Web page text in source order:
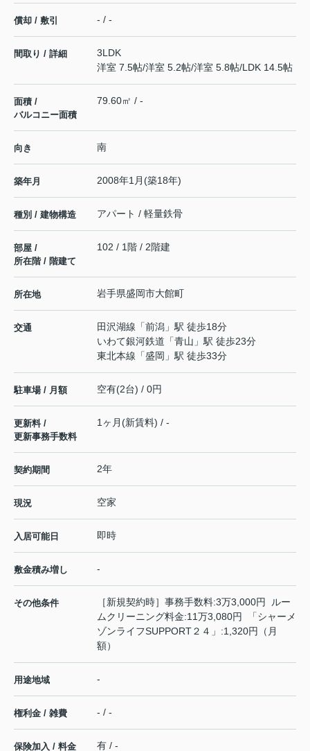
償却 / 敷引 - / -
間取り / 詳細
3LDK
洋室 7.5帖/洋室 5.2帖/洋室 5.8帖/LDK 14.5帖
面積 /
バルコニー面積
79.60㎡ / -
向き 南
築年月 2008年1月(築18年)
種別 / 建物構造 アパート / 軽量鉄骨
部屋 /
所在階 / 階建て
102 / 1階 / 2階建
所在地 岩手県盛岡市大館町
交通 田沢湖線 「前潟 」駅 徒歩18分
いわて銀河鉄道 「青山 」駅 徒歩23分
東北本線 「盛岡 」駅 徒歩33分
駐車場 / 月額 空有(2台) / 0円
更新料 /
更新事務手数料
1ヶ月(新賃料) / -
契約期間 2年
現況 空家
入居可能日 即時
敷金積み増し -
その他条件
［新規契約時］事務手数料:3万3,000円 ルー
ムクリーニング料金:11万3,080円 「シャーメ
ゾンライフSUPPORT２４」:1,320円（月
額）
用途地域 -
権利金 / 雑費 - / -
保険加入 / 料金 有 / -